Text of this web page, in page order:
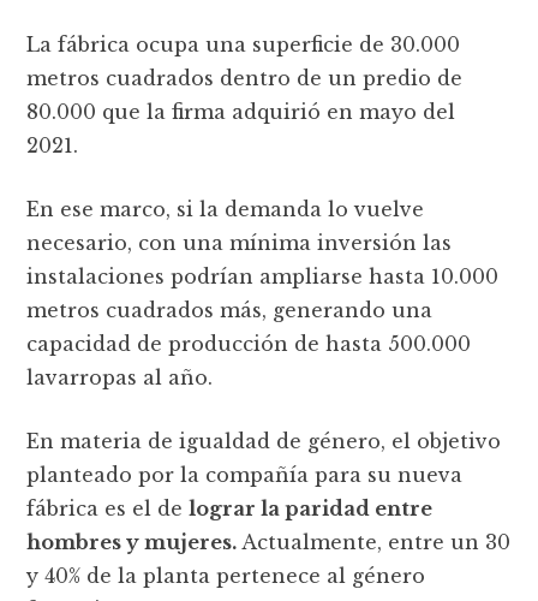
La fábrica ocupa una superficie de 30.000
metros cuadrados dentro de un predio de
80.000 que la firma adquirió en mayo del
2021.
En ese marco, si la demanda lo vuelve
necesario, con una mínima inversión las
instalaciones podrían ampliarse hasta 10.000
metros cuadrados más, generando una
capacidad de producción de hasta 500.000
lavarropas al año.
En materia de igualdad de género, el objetivo
planteado por la compañía para su nueva
fábrica es el delograr la paridad entre
hombres y mujeres.Actualmente, entre un 30
y 40% de la planta pertenece al género